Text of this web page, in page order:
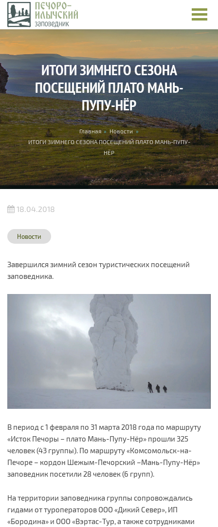
Перейти к основному содержанию
ИТОГИ ЗИМНЕГО СЕЗОНА
ПОСЕЩЕНИЙ ПЛАТО МАНЬ-
ПУПУ-НЁР
Вы здесь Главная » Новости »
ИТОГИ ЗИМНЕГО СЕЗОНА ПОСЕЩЕНИЙ ПЛАТО МАНЬ-ПУПУ-
НЁР
18.04.2018
Новости
Завершился зимний сезон туристических посещений
заповедника.
В период с 1 февраля по 31 марта 2018 года по маршруту
«Исток Печоры – плато Мань-Пупу-Нёр» прошли 325
человек (43 группы). По маршруту «Комсомольск-на-
Печоре – кордон Шежым-Печорский –Мань-Пупу-Нёр»
заповедник посетили 28 человек (6 групп).
На территории заповедника группы сопровождались
гидами от туроператоров ООО «Дикий Север», ИП
«Бородина» и ООО «Вэртас-Тур, а также сотрудниками